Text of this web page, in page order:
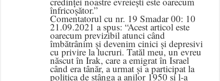
înfricoșător.”
Comentatorul cu nr. 19 Smadar 00: 10
21.09.2021 a spus: “Acest articol este
oarecum previzibil atunci când
îmbătrânim și devenim cinici și depresivi
cu privire la lucruri. Tatăl meu, un evreu
născut în Irak, care a emigrat în Israel
când era tânăr, a urmat și a participat la
politica de stânga a anilor 1950 și l-a